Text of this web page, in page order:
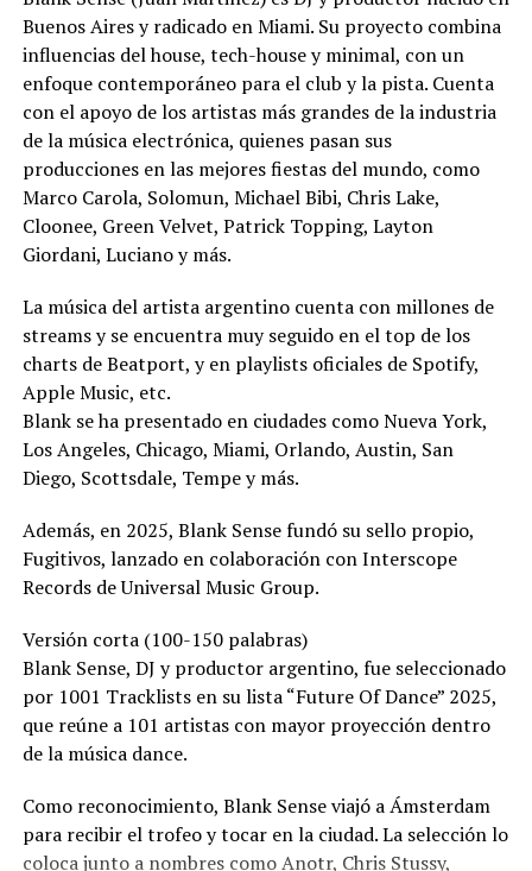
Buenos Aires y radicado en Miami. Su proyecto combina
influencias del house, tech-house y minimal, con un
enfoque contemporáneo para el club y la pista. Cuenta
con el apoyo de los artistas más grandes de la industria
de la música electrónica, quienes pasan sus
producciones en las mejores fiestas del mundo, como
Marco Carola, Solomun, Michael Bibi, Chris Lake,
Cloonee, Green Velvet, Patrick Topping, Layton
Giordani, Luciano y más.
La música del artista argentino cuenta con millones de
streams y se encuentra muy seguido en el top de los
charts de Beatport, y en playlists oficiales de Spotify,
Apple Music, etc.
Blank se ha presentado en ciudades como Nueva York,
Los Angeles, Chicago, Miami, Orlando, Austin, San
Diego, Scottsdale, Tempe y más.
Además, en 2025, Blank Sense fundó su sello propio,
Fugitivos, lanzado en colaboración con Interscope
Records de Universal Music Group.
Versión corta (100-150 palabras)
Blank Sense, DJ y productor argentino, fue seleccionado
por 1001 Tracklists en su lista “Future Of Dance” 2025,
que reúne a 101 artistas con mayor proyección dentro
de la música dance.
Como reconocimiento, Blank Sense viajó a Ámsterdam
para recibir el trofeo y tocar en la ciudad. La selección lo
coloca junto a nombres como Anotr, Chris Stussy,